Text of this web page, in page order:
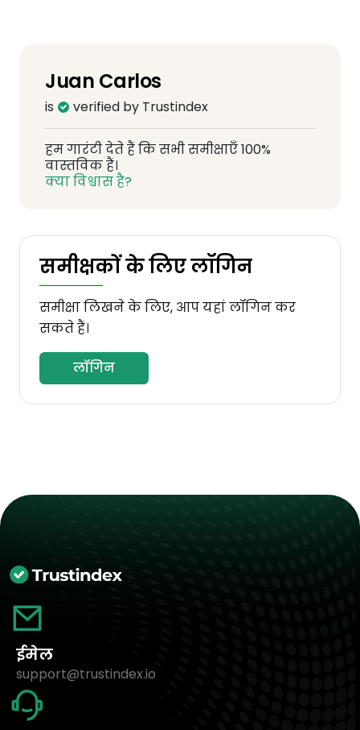
Juan Carlos
is verified by Trustindex
हम गारंटी देते हैं कि सभी समीक्षाएँ 100%
वास्तविक हैं।
क्या विश्वास है?
समीक्षकों के लिए लॉगिन
समीक्षा लिखने के लिए, आप यहां लॉगिन कर
सकते हैं।
लॉगिन
ईमेल
support@trustindex.io